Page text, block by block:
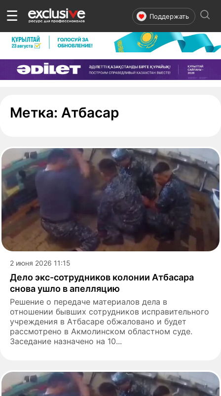
☰ Поддержать
Метка: Атбасар- страница 1
2 июня 2026 11:15
Дело экс-сотрудников колонии Атбасара
снова ушло в апелляцию
Решение о передаче материалов дела в
отношении бывших сотрудников исправительного
учреждения в Атбасаре обжаловано и будет
рассмотрено в Акмолинском областном суде.
Заседание назначено на 10...